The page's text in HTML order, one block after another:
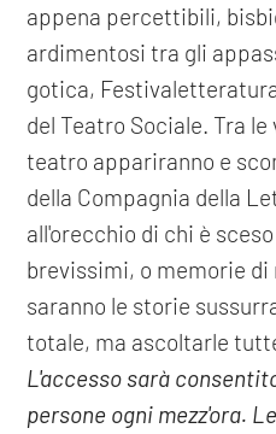
appena percettibili,
ardimentosi tra gli
gotica,
del Teatro Sociale. Tra
teatro appariranno e
della Compagnia della
all'orecchio di chi è
brevissimi, o memorie
saranno le storie
totale, ma ascoltarle
L'accesso sarà
persone ogni mezz'ora.